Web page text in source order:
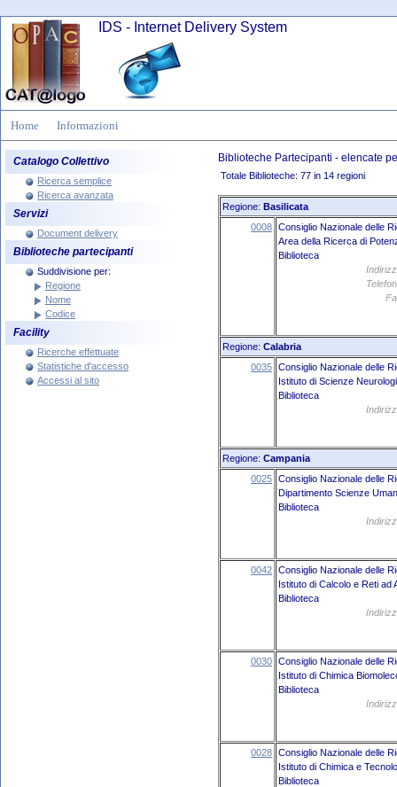
IDS - Internet Delivery System
Home Informazioni
Catalogo Collettivo
Ricerca semplice
Ricerca avanzata
Servizi
Document delivery
Biblioteche partecipanti
Suddivisione per:
Regione
Nome
Codice
Facility
Ricerche effettuate
Statistiche d'accesso
Accessi al sito
Biblioteche Partecipanti - elencate
Totale Biblioteche: 77 in 14 regioni
Regione: Basilicata
0008 Consiglio Nazionale delle
Area della Ricerca di
Biblioteca
Regione: Calabria
0035 Consiglio Nazionale delle
Istituto di Scienze
Biblioteca
Regione: Campania
0025 Consiglio Nazionale delle
Dipartimento Scienze
Biblioteca
0042 Consiglio Nazionale delle
Istituto di Calcolo e Reti ad
Biblioteca
0030 Consiglio Nazionale delle
Istituto di Chimica
Biblioteca
0028 Consiglio Nazionale delle
Istituto di Chimica e
Biblioteca